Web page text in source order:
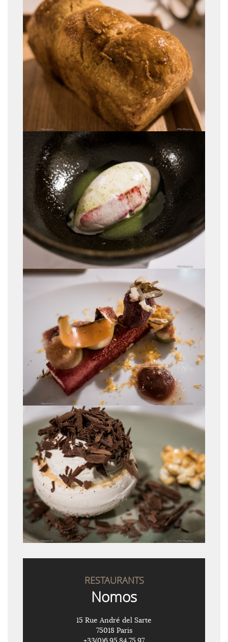
RESTAURANTS
Nomos
15 Rue André del Sarte
75018 Paris